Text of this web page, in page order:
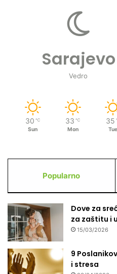
Sarajevo
Vedro
30 ℃
Sun
33 ℃
Mon
35
Tue
Popularno
Dove za
za zaštitu i
15/03/2026
9
i stresa